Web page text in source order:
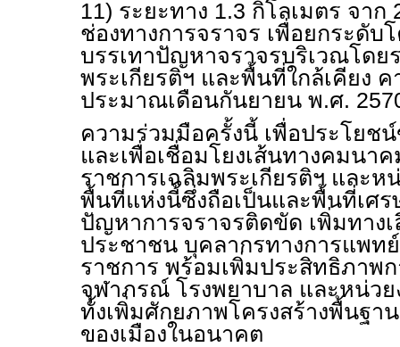
11) ระยะทาง 1.3 กิโลเมตร จาก
ช่องทางการจราจร เพื่อยกระดับ
บรรเทาปัญหาจราจรบริเวณโดย
พระเกียรติฯ และพื้นที่ใกล้เคียง ค
ประมาณเดือนกันยายน พ.ศ.
ความร่วมมือครั้งนี้ เพื่อประโยช
และเพื่อเชื่อมโยงเส้นทางคมนา
ราชการเฉลิมพระเกียรติฯ และห
พื้นที่แห่งนี้ซึ่งถือเป็นและพื้นที่เศ
ปัญหาการจราจรติดขัด เพิ่มทางเ
ประชาชน บุคลากรทางการแพท
ราชการ พร้อมเพิ่มประสิทธิภาพ
จุฬาภรณ์ โรงพยาบาล และหน่วย
ทั้งเพิ่มศักยภาพโครงสร้างพื้นฐา
ของเมืองในอนาคต